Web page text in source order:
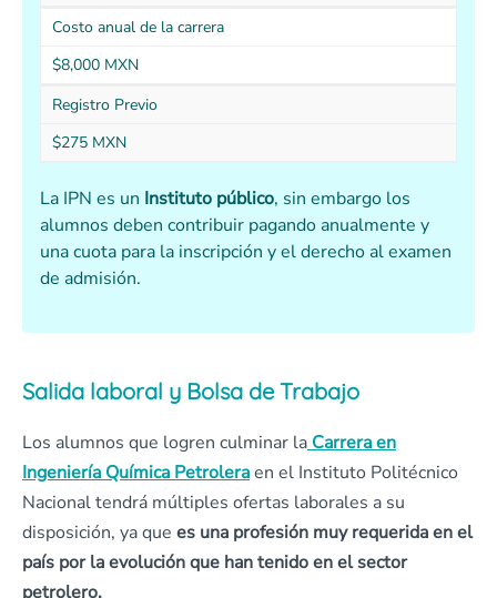
Costo anual de la carrera
$8,000 MXN
Registro Previo
$275 MXN
La IPN es un Instituto público, sin embargo los
alumnos deben contribuir pagando anualmente y
una cuota para la inscripción y el derecho al examen
de admisión.
Salida laboral y Bolsa de Trabajo
Los alumnos que logren culminar la Carrera en
Ingeniería Química Petroleraen el Instituto Politécnico
Nacional tendrá múltiples ofertas laborales a su
disposición, ya que es una profesión muy requerida en el
país por la evolución que han tenido en el sector
petrolero.